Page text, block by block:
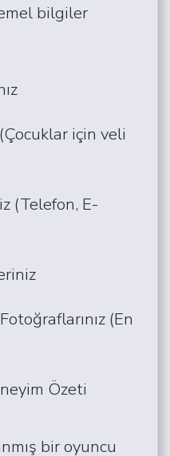
bilgiler
için veli
(Telefon, E-
(En
Özeti
bir oyuncu